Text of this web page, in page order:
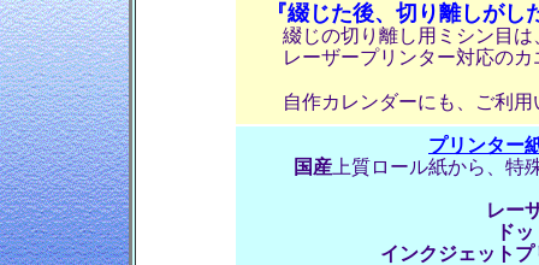
『綴じた後、切り離しがし
綴じの切り離し用ミシン目は
レーザープリンター対応のカ
自作カレンダーにも、ご利用
プリンター
国産 上質ロール紙から、特
レー
ド
インクジェット